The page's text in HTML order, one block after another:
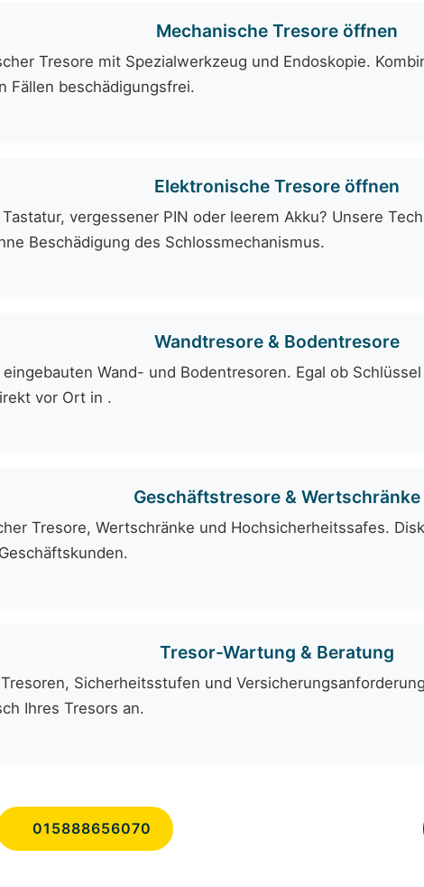
Mechanische Tresore öffnen
Tresore mit Spezialwerkzeug und Endoskopie.
Fällen beschädigungsfrei.
Elektronische Tresore öffnen
vergessener PIN oder leerem Akku? Unsere
Beschädigung des Schlossmechanismus.
Wandtresore & Bodentresore
Wand- und Bodentresoren. Egal ob
vor Ort in .
Geschäftstresore & Wertschränke
Tresore, Wertschränke und Hochsicherheitssafes.
Tresor-Wartung & Beratung
Sicherheitsstufen und
Ihres Tresors an.
015888656070